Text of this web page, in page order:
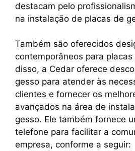
destacam pelo
na instalação de placas de
Também são oferecidos
contemporâneos para
disso, a Cedar oferece
gesso para atender às
clientes e fornecer os
avançados na área de
gesso. Ele também fornece
telefone para facilitar a
empresa, conforme a seguir: